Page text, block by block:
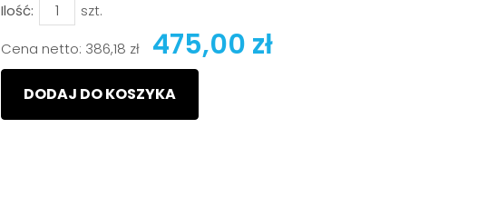
Ilość:
szt.
Cena netto: 386,18 zł 475,00 zł
DODAJ DO KOSZYKA